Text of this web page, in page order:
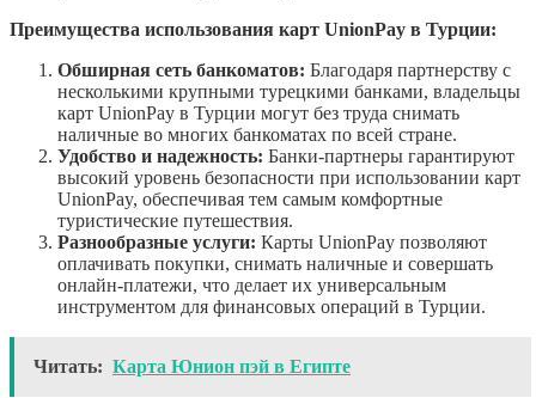
Преимущества использования карт UnionPay в Турции:
Обширная сеть банкоматов: Благодаря партнерству с
несколькими крупными турецкими банками, владельцы
карт UnionPay в Турции могут без труда снимать
наличные во многих банкоматах по всей стране.
Удобство и надежность: Банки-партнеры гарантируют
высокий уровень безопасности при использовании карт
UnionPay, обеспечивая тем самым комфортные
туристические путешествия.
Разнообразные услуги: Карты UnionPay позволяют
оплачивать покупки, снимать наличные и совершать
онлайн-платежи, что делает их универсальным
инструментом для финансовых операций в Турции.
Читать: Карта Юнион пэй в Египте